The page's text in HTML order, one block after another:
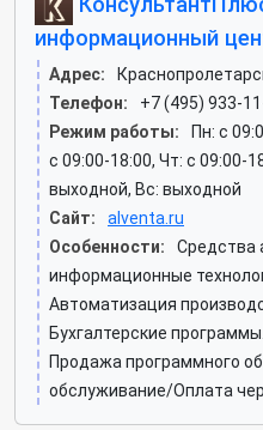
информационный
Адрес:
Телефон:
+7 (495) 933-
Режим работы:
Пн: c
c 09:00-18:00, Чт: c 09:00-
выходной, Вс: выходной
Сайт:
alventa.ru
Особенности:
Средства
информационные
Автоматизация
Бухгалтерские
Продажа программного
обслуживание/Оплата